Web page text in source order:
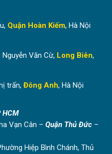
Quận Hoàn Kiếm, Hà Nội
Văn Cừ, Long Biên,
trấn, Đông Anh, Hà Nội
HCM
Vạn Cân – Quận Thủ Đức –
Hiệp Bình Chánh, Thủ